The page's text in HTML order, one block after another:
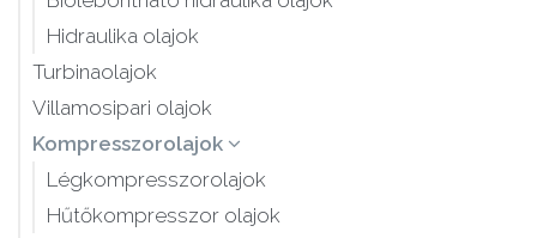
Hidraulika olajok
Turbinaolajok
Villamosipari olajok
Kompresszorolajok
Légkompresszorolajok
Hűtőkompresszor olajok